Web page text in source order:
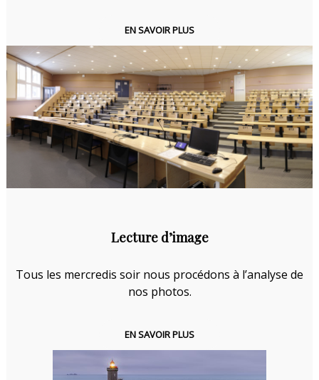
EN SAVOIR PLUS
Lecture d’image
Tous les mercredis soir nous procédons à l’analyse de
nos photos.
EN SAVOIR PLUS